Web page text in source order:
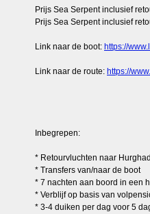
Prijs Sea Serpent inclusief
Prijs Sea Serpent inclusief
Link naar de boot: https://
Link naar de route: https://
Inbegrepen:
* Retourvluchten naar
* Transfers van/naar de boot
* 7 nachten aan boord in een
* Verblijf op basis van
* 3-4 duiken per dag voor 5